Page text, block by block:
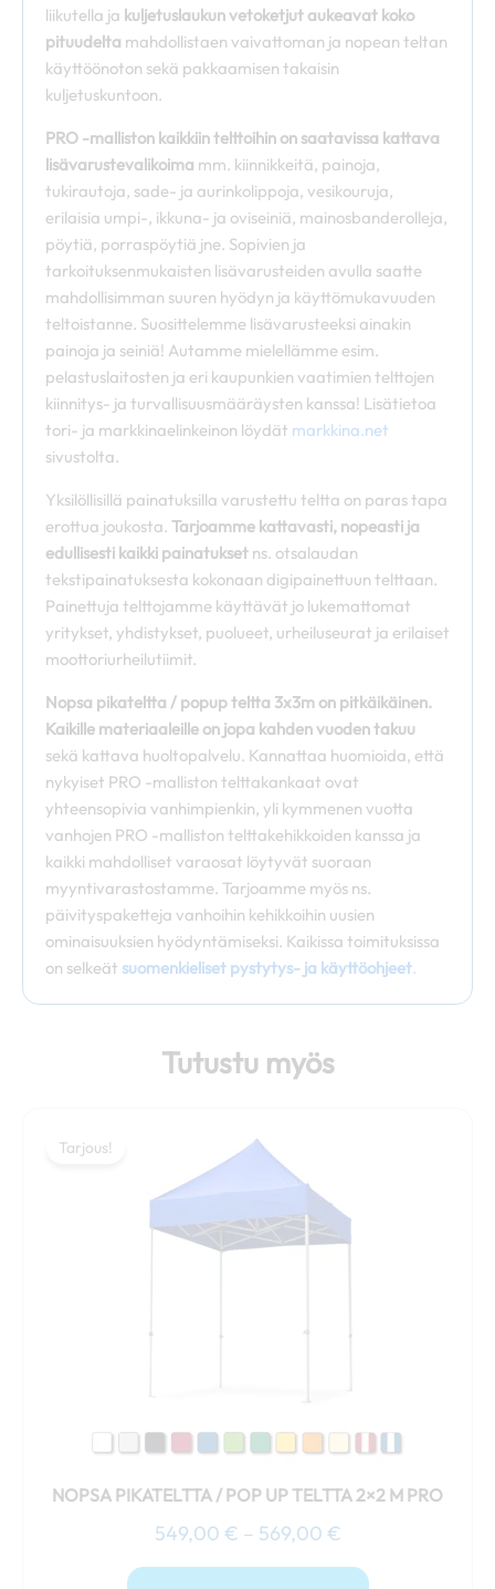
liikutella ja kuljetuslaukun vetoketjut aukeavat koko
pituudelta mahdollistaen vaivattoman ja nopean teltan
käyttöönoton sekä pakkaamisen takaisin
kuljetuskuntoon.
PRO -malliston kaikkiin telttoihin on saatavissa kattava
lisävarustevalikoima mm. kiinnikkeitä, painoja,
tukirautoja, sade- ja aurinkolippoja, vesikouruja,
erilaisia umpi-, ikkuna- ja oviseiniä, mainosbanderolleja,
pöytiä, porraspöytiä jne. Sopivien ja
tarkoituksenmukaisten lisävarusteiden avulla saatte
mahdollisimman suuren hyödyn ja käyttömukavuuden
teltoistanne. Suosittelemme lisävarusteeksi ainakin
painoja ja seiniä! Autamme mielellämme esim.
pelastuslaitosten ja eri kaupunkien vaatimien telttojen
kiinnitys- ja turvallisuusmääräysten kanssa! Lisätietoa
tori- ja markkinaelinkeinon löydät markkina.net
sivustolta.
Yksilöllisillä painatuksilla varustettu teltta on paras tapa
erottua joukosta. Tarjoamme kattavasti, nopeasti ja
edullisesti kaikki painatukset ns. otsalaudan
tekstipainatuksesta kokonaan digipainettuun telttaan.
Painettuja telttojamme käyttävät jo lukemattomat
yritykset, yhdistykset, puolueet, urheiluseurat ja erilaiset
moottoriurheilutiimit.
Nopsa pikateltta / popup teltta 3x3m on pitkäikäinen.
Kaikille materiaaleille on jopa kahden vuoden takuu
sekä kattava huoltopalvelu. Kannattaa huomioida, että
nykyiset PRO -malliston telttakankaat ovat
yhteensopivia vanhimpienkin, yli kymmenen vuotta
vanhojen PRO -malliston telttakehikkoiden kanssa ja
kaikki mahdolliset varaosat löytyvät suoraan
myyntivarastostamme. Tarjoamme myös ns.
päivityspaketteja vanhoihin kehikkoihin uusien
ominaisuuksien hyödyntämiseksi. Kaikissa toimituksissa
on selkeät suomenkieliset pystytys- ja käyttöohjeet.
Tutustu myös
Tarjous!
Tarjous!
NOPSA PIKATELTTA / POP UP TELTTA 2×2 M PRO
549,00 € – 569,00 €
tuotteella